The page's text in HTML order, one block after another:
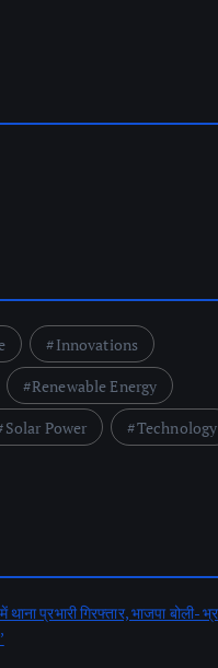
Innovations
Renewable Energy
Solar Power
Technology
प्रभारी गिरफ्तार, भाजपा बोली-